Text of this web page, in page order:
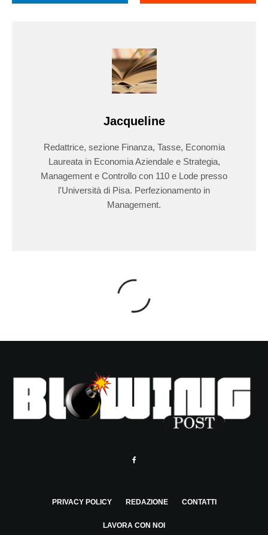
Jacqueline
Redattrice, sezione Finanza, Tasse, Economia
Laureata in Economia Aziendale e Strategia,
Management e Controllo con 110 e Lode presso
l'Università di Pisa. Perfezionamento in
Management.
PRIVACY POLICY REDAZIONE CONTATTI
LAVORA CON NOI